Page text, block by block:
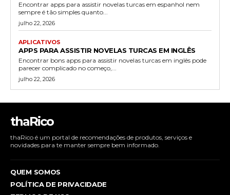
Encontrar apps para assistir novelas turcas em espanhol nem
sempre é tão simples quanto...
julho 22, 2026
APLICATIVOS
APPS PARA ASSISTIR NOVELAS TURCAS EM INGLÊS
Encontrar bons apps para assistir novelas turcas em inglês pode
parecer complicado no começo,...
julho 22, 2026
thaRico
thaRico é um portal de recomendações de produtos, serviços e
novidades para te manter sempre bem informado.
QUEM SOMOS
POLÍTICA DE PRIVACIDADE